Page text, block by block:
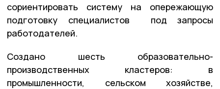
сориентировать систему на опережающую
подготовку специалистов под запросы
работодателей.
Создано шесть образовательно-
производственных кластеров: в
промышленности, сельском хозяйстве,